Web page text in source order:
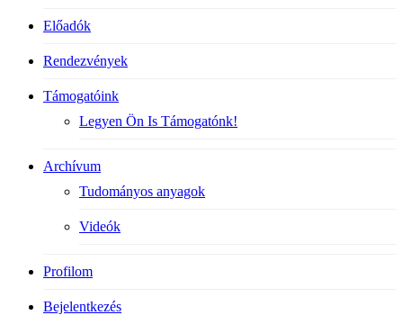
Előadók
Rendezvények
Támogatóink
Legyen Ön Is Támogatónk!
Archívum
Tudományos anyagok
Videók
Profilom
Bejelentkezés